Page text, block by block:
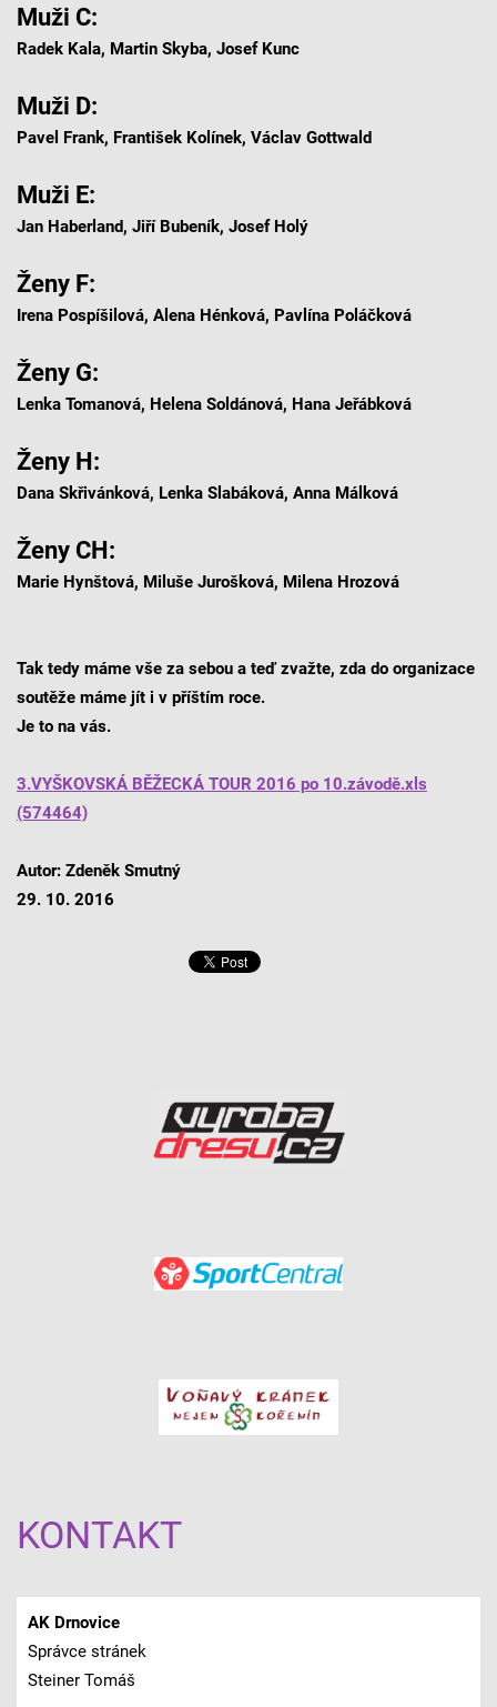
Muži C:
Radek Kala, Martin Skyba, Josef Kunc
Muži D:
Pavel Frank, František Kolínek, Václav Gottwald
Muži E:
Jan Haberland, Jiří Bubeník, Josef Holý
Ženy F:
Irena Pospíšilová, Alena Hénková, Pavlína Poláčková
Ženy G:
Lenka Tomanová, Helena Soldánová, Hana Jeřábková
Ženy H:
Dana Skřivánková, Lenka Slabáková, Anna Málková
Ženy CH:
Marie Hynštová, Miluše Jurošková, Milena Hrozová
Tak tedy máme vše za sebou a teď zvažte, zda do organizace
soutěže máme jít i v příštím roce.
Je to na vás.
3.VYŠKOVSKÁ BĚŽECKÁ TOUR 2016 po 10.závodě.xls
(574464)
Autor: Zdeněk Smutný
29. 10. 2016
KONTAKT
AK Drnovice
Správce stránek
Steiner Tomáš